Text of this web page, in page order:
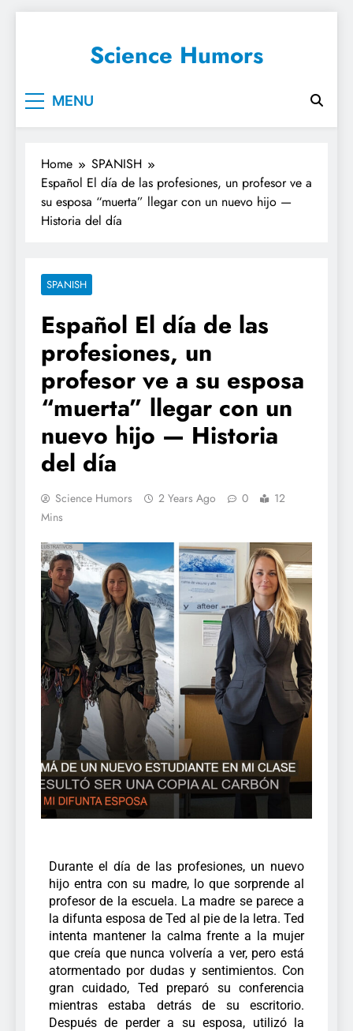
Science Humors
MENU
Home
SPANISH
Español El día de las profesiones, un profesor ve a
su esposa “muerta” llegar con un nuevo hijo —
Historia del día
SPANISH
Español El día de las
profesiones, un
profesor ve a su esposa
“muerta” llegar con un
nuevo hijo — Historia
del día
Science Humors 2 Years Ago 0
12
Mins
Durante el día de las profesiones, un nuevo
hijo entra con su madre, lo que sorprende al
profesor de la escuela. La madre se parece a
la difunta esposa de Ted al pie de la letra. Ted
intenta mantener la calma frente a la mujer
que creía que nunca volvería a ver, pero está
atormentado por dudas y sentimientos. Con
gran cuidado, Ted preparó su conferencia
mientras estaba detrás de su escritorio.
Después de perder a su esposa, utilizó la